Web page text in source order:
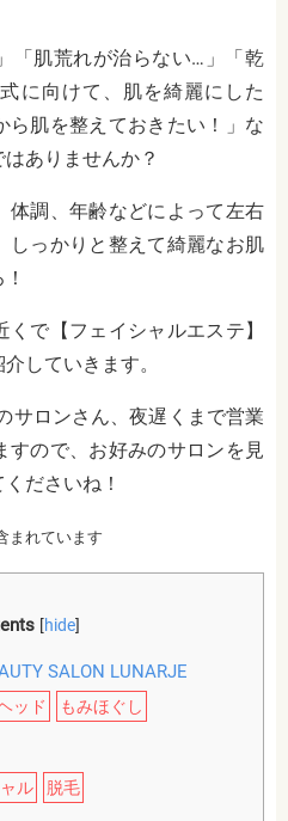
「肌荒れが治らない…」「乾
に向けて、肌を綺麗にした
ら肌を整えておきたい！」な
ありませんか？
体調、年齢などによって左右
しっかりと整えて綺麗なお肌
で【フェイシャルエステ】
していきます。
サロンさん、夜遅くまで営業
すので、お好みのサロンを見
ださいね！
まれています
[hide]
SALON LUNARJE
ッド もみほぐし
ル 脱毛